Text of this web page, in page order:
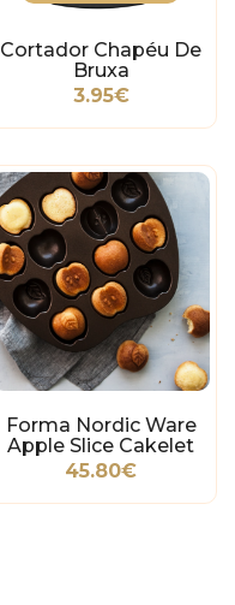
Cortador Chapéu De
Bruxa
3.95€
Forma Nordic Ware
Apple Slice Cakelet
45.80€